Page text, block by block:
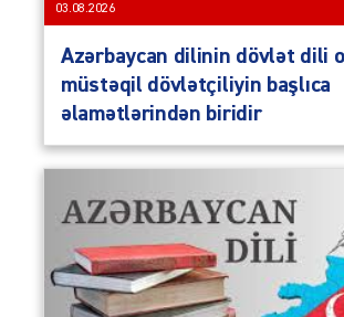
03.08.2026
Azərbaycan dilinin dövlət dili
müstəqil dövlətçiliyin başlıca
əlamətlərindən biridir